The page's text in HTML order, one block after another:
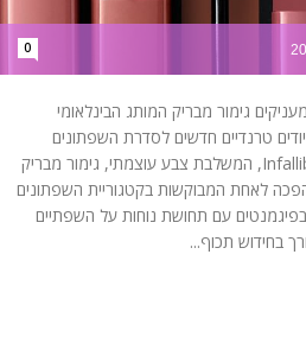
0
עד 16 שעות ומעניקים גימור מבריק המותג הבינלאומי
טרנדיים חדשים לסדרת השפתונים
העמידיםInfallible Laque Resistance, המשלבת צבע עוצמתי, גימור מבריק
לאחת המבוקשות בקטגוריית השפתונים
בפיגמנטים עם תחושת נוחות על השפתיים